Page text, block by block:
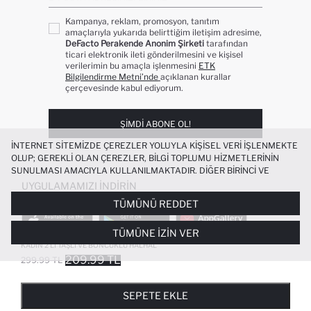
KADIN 2'LI TAŞLI VE BONCUKLU HALHAL
299.99 TL 209.99 TL
SEPETE EKLE
Kampanya, reklam, promosyon, tanıtım
amaçlarıyla yukarıda belirttiğim iletişim adresime,
DeFacto Perakende Anonim Şirketi tarafından
ticari elektronik ileti gönderilmesini ve kişisel
verilerimin bu amaçla işlenmesini ETK
Bilgilendirme Metni’nde açıklanan kurallar
çerçevesinde kabul ediyorum.
ŞIMDI ABONE OL!
UYGULAMAMIZI İNDIRIN
POPÜLER KATEGORILER
KADIN BEYAZ TIŞÖRT
İNTERNET SITEMIZDE ÇEREZLER YOLUYLA KIŞISEL VERI IŞLENMEKTE
OLUP; GEREKLI OLAN ÇEREZLER, BILGI TOPLUMU HIZMETLERININ
SUNULMASI AMACIYLA KULLANILMAKTADIR. DIĞER BIRINCI VE
ÜÇÜNCÜ TARAF ÇEREZLER ISE SIZE DAHA IYI BIR ALIŞVERIŞ
DENEYIMI SUNULABILMESI, SITEMIZIN DAHA IŞLEVSEL KILINMASI VE
KIŞISELLEŞTIRMESI VE AÇIK RIZA VERMENIZ HALINDE, SIZLERE
YÖNELIK PAZARLAMA FAALIYETLERININ YAPILMASI AMAÇLARIYLA
SINIRLI OLARAK KULLANILACAKTIR. ÇEREZLERE DAIR TERCIHLERINIZI
ÇEREZ TERCIHLERIPANELI ARACILIĞIYLA HER ZAMAN YÖNETEBILIR,
ÇEREZLERLE ILGILI DAHA DETAYLI BILGIYE
TÜMÜNÜ REDDET
TÜMÜNE İZIN VER